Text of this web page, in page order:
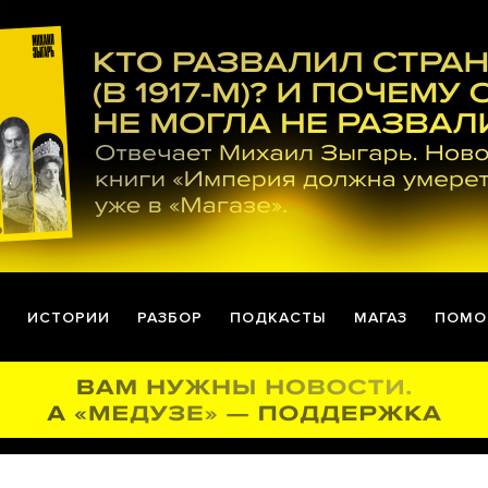
ИСТОРИИ РАЗБОР ПОДКАСТЫ МАГАЗ